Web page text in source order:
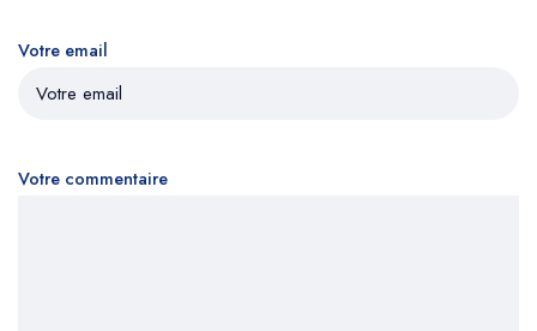
Votre email
Votre commentaire